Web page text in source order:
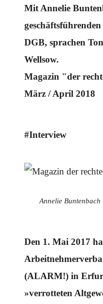
Audio
Downloads
Datenschutz
SCHWERPUNKTE
Schwerpunkte Übersicht
Schwerpunkt AFD-Verbot
Schwerpunkt zur USA und
Schwerpunkt NPD
Ausgaben Übersicht
Ausgabe 221
Ausgabe 218
Mit Annelie
DGB, sprachen
Wellsow.
Magazin "der
März / April 2018
#Interview
Annelie
Den 1. Mai 2017
(ALARM!) in
»verrotteten